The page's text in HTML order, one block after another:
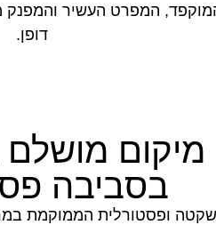
המפרט העשיר והמפנק
דופן.
מיקום
בסביבה
שקטה ופסטורלית